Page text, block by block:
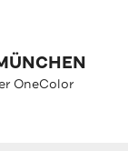
OneColor